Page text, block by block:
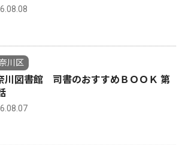
川区
川図書館 司書のおすすめＢＯＯＫ 第